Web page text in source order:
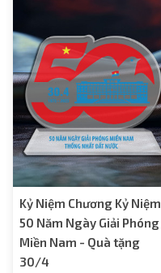
Kỷ Niệm Chương Kỷ Niệm
50 Năm Ngày Giải Phóng
Miền Nam - Quà tặng
30/4